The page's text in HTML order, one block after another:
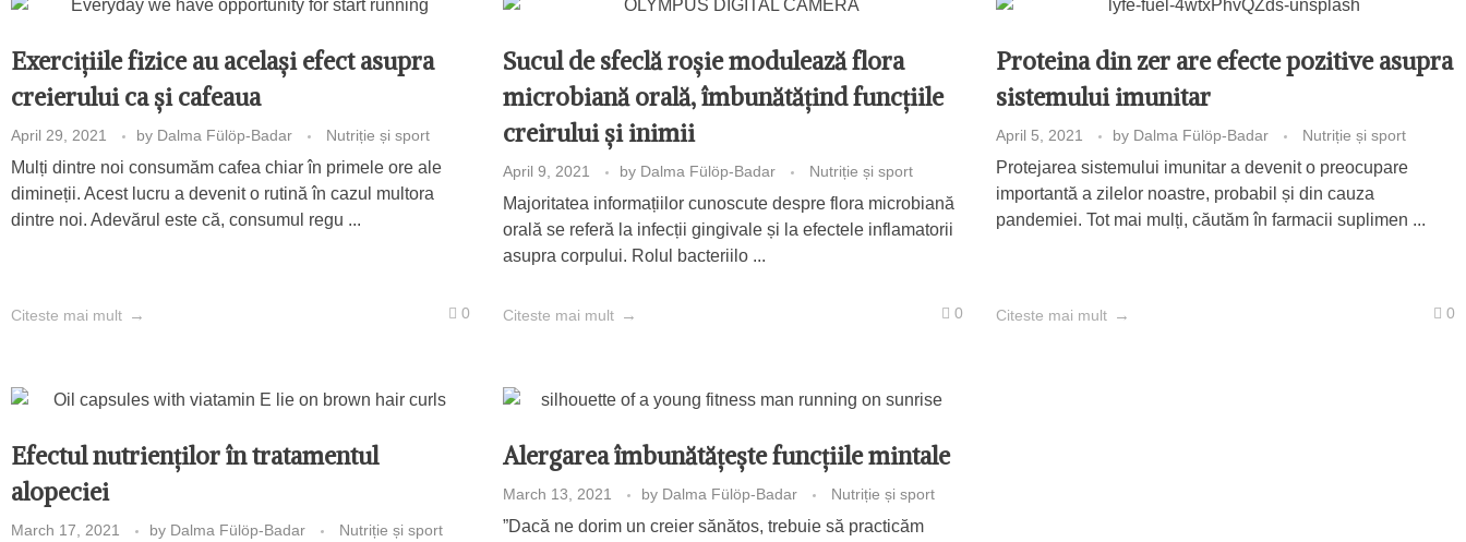
Exercițiile fizice au același efect asupra
creierului ca și cafeaua
April 29, 2021 by Dalma Fülöp-Badar Nutriție și sport
Mulți dintre noi consumăm cafea chiar în primele ore ale
dimineții. Acest lucru a devenit o rutină în cazul multora
dintre noi. Adevărul este că, consumul regu ...
Citeste mai mult 0
Sucul de sfeclă roșie modulează flora
microbiană orală, îmbunătățind funcțiile
creirului și inimii
April 9, 2021 by Dalma Fülöp-Badar Nutriție și sport
Majoritatea informațiilor cunoscute despre flora microbiană
orală se referă la infecții gingivale și la efectele inflamatorii
asupra corpului. Rolul bacteriilo ...
Citeste mai mult 0
Proteina din zer are efecte pozitive asupra
sistemului imunitar
April 5, 2021 by Dalma Fülöp-Badar Nutriție și sport
Protejarea sistemului imunitar a devenit o preocupare
importantă a zilelor noastre, probabil și din cauza
pandemiei. Tot mai mulți, căutăm în farmacii suplimen ...
Citeste mai mult 0
Efectul nutrienților în tratamentul
alopeciei
March 17, 2021 by Dalma Fülöp-Badar Nutriție și sport
Alergarea îmbunătățește funcțiile mintale
March 13, 2021 by Dalma Fülöp-Badar Nutriție și sport
”Dacă ne dorim un creier sănătos, trebuie să practicăm